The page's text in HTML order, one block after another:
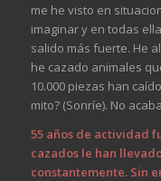
me he visto en
imaginar y en todas
salido más fuerte. He
he cazado animales
10.000 piezas han
mito? (Sonríe). No
55 años de actividad
cazados le han
constantemente. Sin